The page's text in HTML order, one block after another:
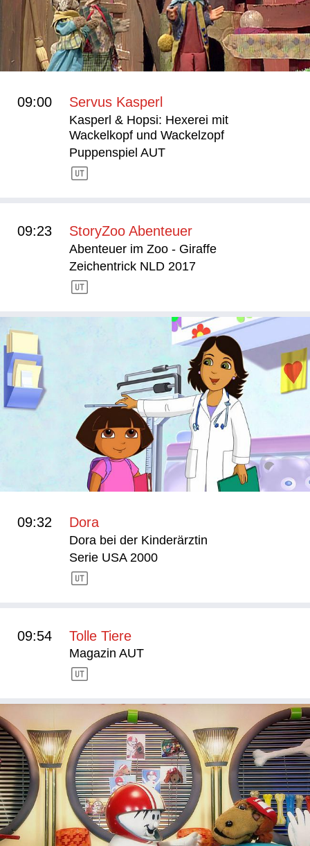
09:00 Servus Kasperl
Kasperl & Hopsi: Hexerei mit
Wackelkopf und Wackelzopf
Puppenspiel AUT
09:23 StoryZoo Abenteuer
Abenteuer im Zoo - Giraffe
Zeichentrick NLD 2017
09:32 Dora
Dora bei der Kinderärztin
Serie USA 2000
09:54 Tolle Tiere
Magazin AUT